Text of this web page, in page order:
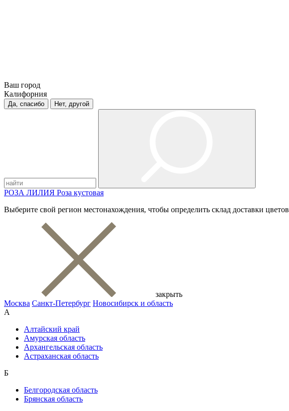
Ваш город
Калифорния
Да, спасибо Нет, другой
РОЗА ЛИЛИЯ Роза кустовая
Выберите свой регион местонахождения, чтобы определить склад доставки цветов
закрыть
Москва Санкт-Петербург Новосибирск и область
А
Алтайский край
Амурская область
Архангельская область
Астраханская область
Б
Белгородская область
Брянская область